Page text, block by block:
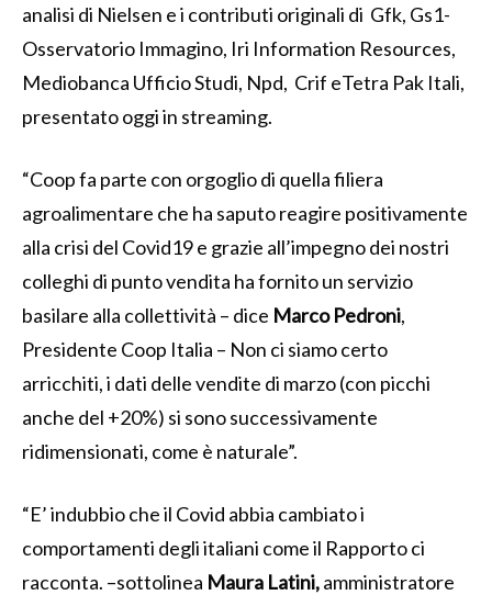
analisi di Nielsen e i contributi originali di Gfk, Gs1-
Osservatorio Immagino, Iri Information Resources,
Mediobanca Ufficio Studi, Npd, Crif eTetra Pak Itali,
presentato oggi in streaming.
“Coop fa parte con orgoglio di quella filiera
agroalimentare che ha saputo reagire positivamente
alla crisi del Covid19 e grazie all’impegno dei nostri
colleghi di punto vendita ha fornito un servizio
basilare alla collettività – dice Marco Pedroni,
Presidente Coop Italia – Non ci siamo certo
arricchiti, i dati delle vendite di marzo (con picchi
anche del +20%) si sono successivamente
ridimensionati, come è naturale”.
“E’ indubbio che il Covid abbia cambiato i
comportamenti degli italiani come il Rapporto ci
racconta. –sottolinea Maura Latini,amministratore